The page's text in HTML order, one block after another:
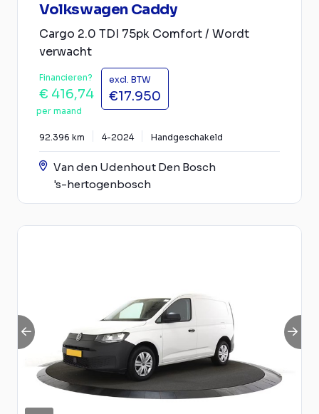
Volkswagen Caddy
Cargo 2.0 TDI 75pk Comfort / Wordt
verwacht
Financieren?
€ 416,74
per maand
excl. BTW
€17.950
92.396 km 4-2024 Handgeschakeld
Van den Udenhout Den Bosch
's-hertogenbosch